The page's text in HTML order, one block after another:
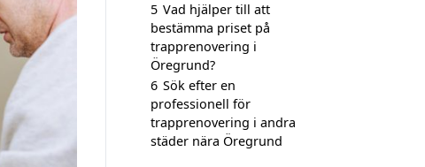
5 Vad hjälper till att
bestämma priset på
trapprenovering i
Öregrund?
6 Sök efter en
professionell för
trapprenovering i andra
städer nära Öregrund